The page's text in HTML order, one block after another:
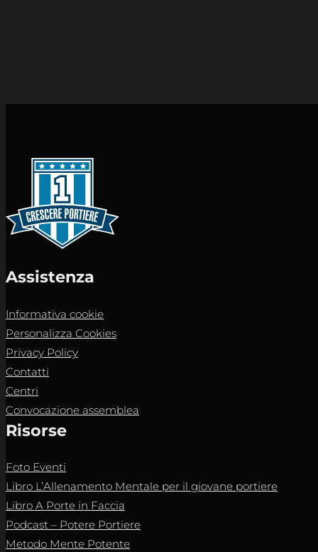
Assistenza
Informativa cookie
Personalizza Cookies
Privacy Policy
Contatti
Centri
Convocazione assemblea
Risorse
Foto Eventi
Libro L’Allenamento Mentale per il giovane portiere
Libro A Porte in Faccia
Podcast – Potere Portiere
Metodo Mente Potente